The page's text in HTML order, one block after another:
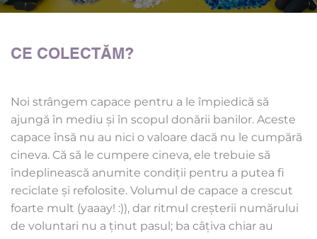
CE COLECTĂM?
Noi strângem capace pentru a le împiedică să
ajungă în mediu și în scopul donării banilor. Aceste
capace însă nu au nici o valoare dacă nu le cumpără
cineva. Că să le cumpere cineva, ele trebuie să
îndeplinească anumite condiții pentru a putea fi
reciclate și refolosite. Volumul de capace a crescut
foarte mult (yaaay! :)), dar ritmul creșterii numărului
de voluntari nu a ținut pasul; ba câțiva chiar au